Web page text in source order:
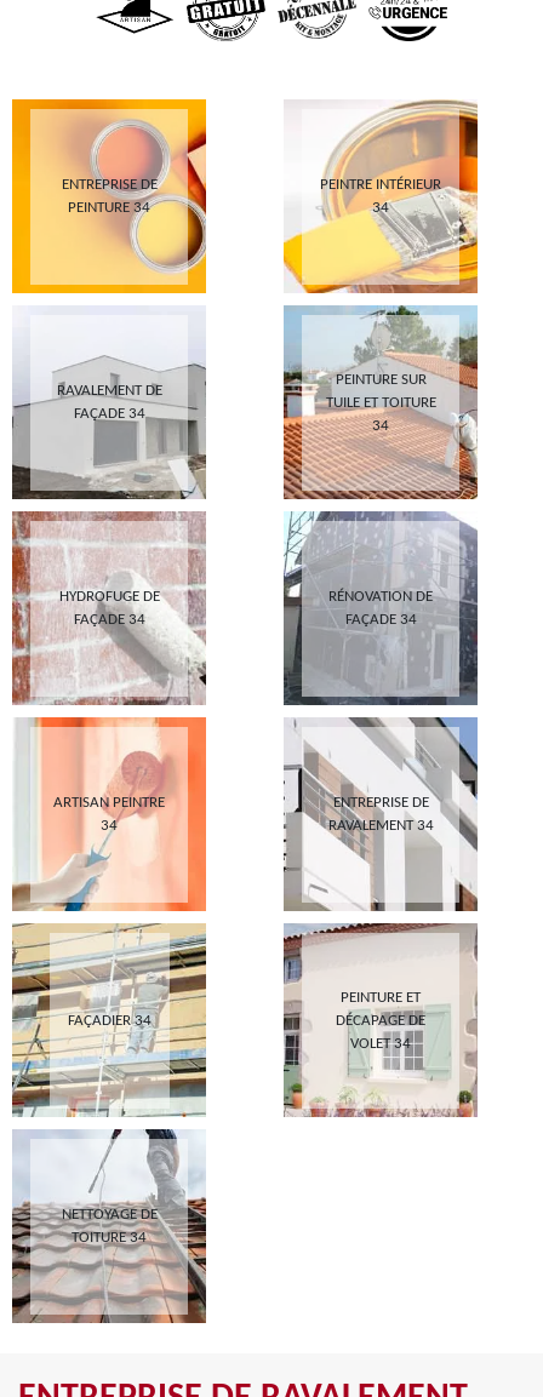
ENTREPRISE DE
PEINTURE 34
PEINTRE INTÉRIEUR
34
RAVALEMENT DE
FAÇADE 34
PEINTURE SUR
TUILE ET TOITURE
34
HYDROFUGE DE
FAÇADE 34
RÉNOVATION DE
FAÇADE 34
ARTISAN PEINTRE
34
ENTREPRISE DE
RAVALEMENT 34
FAÇADIER 34
PEINTURE ET
DÉCAPAGE DE
VOLET 34
NETTOYAGE DE
TOITURE 34